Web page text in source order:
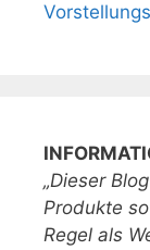
„Dieser
Produkte
Regel als